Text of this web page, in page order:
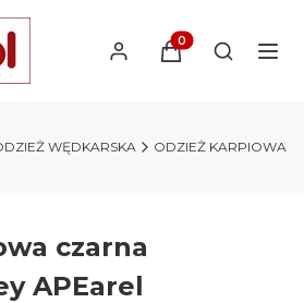
Produkty w
Otwórz
WĘDKARSKA ODZIEŻ KARPIOWA
czarna
APEarel